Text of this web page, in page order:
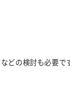
どの検討も必要で